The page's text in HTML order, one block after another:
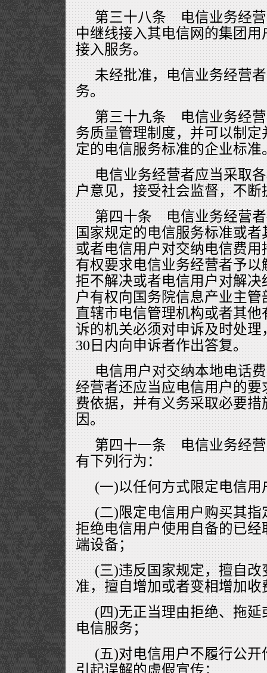
第三十八条 电信业务经
中继线接入其电信网的集团
接入服务。
未经批准，电信业务经营
务。
第三十九条 电信业务经
务质量管理制度，并可以制
定的电信服务标准的企业标准
电信业务经营者应当采取
户意见，接受社会监督，不
第四十条 电信业务经营
国家规定的电信服务标准或
或者电信用户对交纳电信费
有权要求电信业务经营者予
拒不解决或者电信用户对解
户有权向国务院信息产业主
直辖市电信管理机构或者其
诉的机关必须对申诉及时处
30日内向申诉者作出答复。
电信用户对交纳本地电话
经营者还应当应电信用户的
费依据，并有义务采取必要
因。
第四十一条 电信业务经
有下列行为：
(一)以任何方式限定电信
(二)限定电信用户购买其
拒绝电信用户使用自备的已
端设备；
(三)违反国家规定，擅自
准，擅自增加或者变相增加收
(四)无正当理由拒绝、拖
电信服务；
(五)对电信用户不履行公